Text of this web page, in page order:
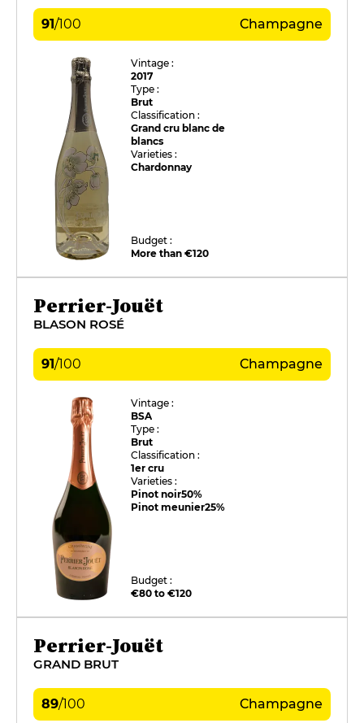
91/100 Champagne
Vintage :
2017
Type :
Brut
Classification :
Grand cru blanc de
blancs
Varieties :
Chardonnay
Budget :
More than €120
Perrier-Jouët
BLASON ROSÉ
91/100 Champagne
Vintage :
BSA
Type :
Brut
Classification :
1er cru
Varieties :
Pinot noir50%
Pinot meunier25%
Budget :
€80 to €120
Perrier-Jouët
GRAND BRUT
89/100 Champagne